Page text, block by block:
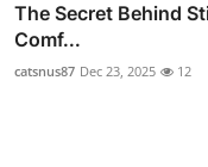
The Secret Behind
Comf...
catsnus87 Dec 23, 2025 12